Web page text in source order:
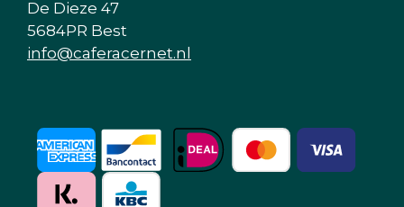
De Dieze 47
5684PR Best
info@caferacernet.nl